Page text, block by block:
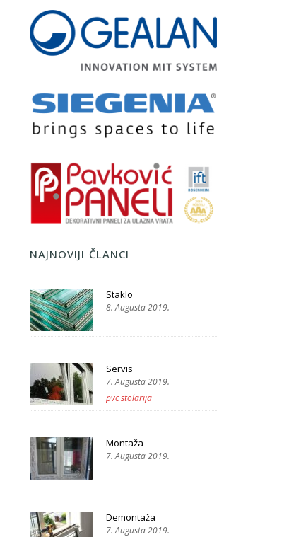
NAJNOVIJI ČLANCI
Staklo
8. Augusta 2019.
Servis
7. Augusta 2019.
pvc stolarija
Montaža
7. Augusta 2019.
Demontaža
7. Augusta 2019.